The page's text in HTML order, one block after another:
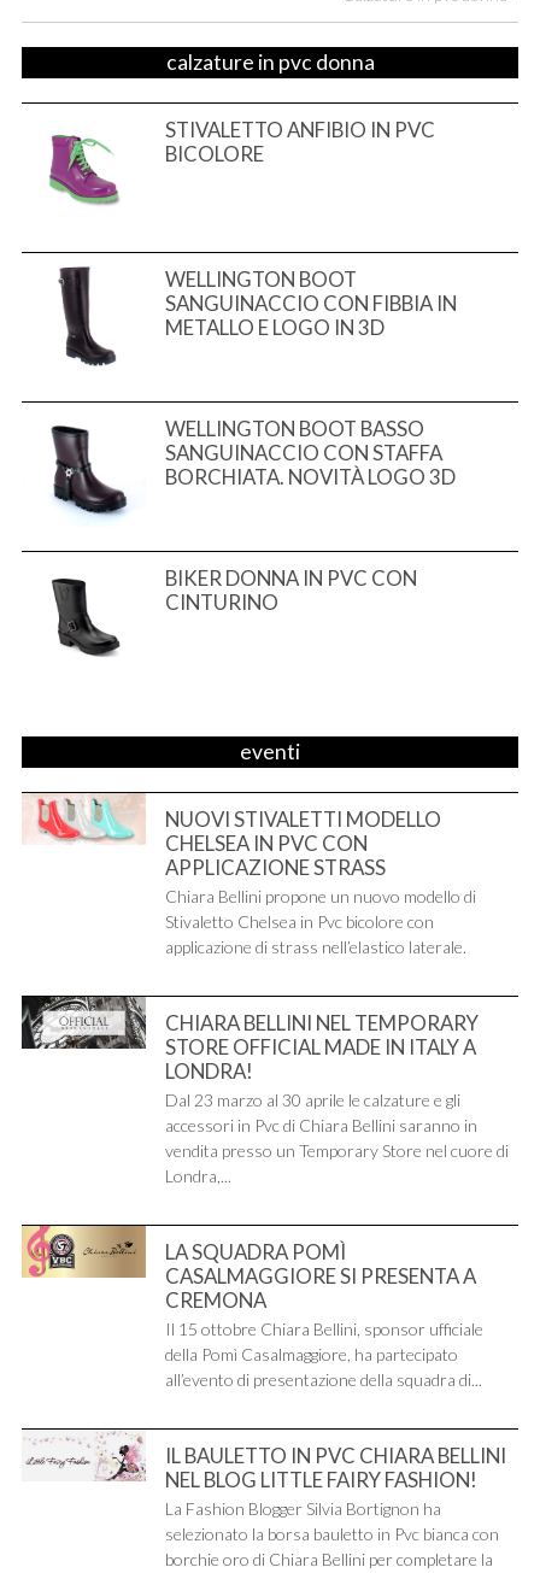
calzature in pvc donna
STIVALETTO ANFIBIO IN PVC
BICOLORE
WELLINGTON BOOT
SANGUINACCIO CON FIBBIA IN
METALLO E LOGO IN 3D
WELLINGTON BOOT BASSO
SANGUINACCIO CON STAFFA
BORCHIATA. NOVITÀ LOGO 3D
BIKER DONNA IN PVC CON
CINTURINO
eventi
NUOVI STIVALETTI MODELLO
CHELSEA IN PVC CON
APPLICAZIONE STRASS
Chiara Bellini propone un nuovo modello di
Stivaletto Chelsea in Pvc bicolore con
applicazione di strass nell’elastico laterale.
CHIARA BELLINI NEL TEMPORARY
STORE OFFICIAL MADE IN ITALY A
LONDRA!
Dal 23 marzo al 30 aprile le calzature e gli
accessori in Pvc di Chiara Bellini saranno in
vendita presso un Temporary Store nel cuore di
Londra,...
LA SQUADRA POMÌ
CASALMAGGIORE SI PRESENTA A
CREMONA
Il 15 ottobre Chiara Bellini, sponsor ufficiale
della Pomì Casalmaggiore, ha partecipato
all’evento di presentazione della squadra di...
IL BAULETTO IN PVC CHIARA BELLINI
NEL BLOG LITTLE FAIRY FASHION!
La Fashion Blogger Silvia Bortignon ha
selezionato la borsa bauletto in Pvc bianca con
borchie oro di Chiara Bellini per completare la